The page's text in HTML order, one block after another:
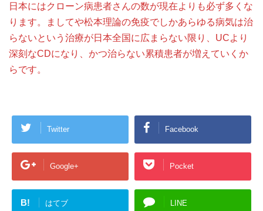
日本にはクローン病患者さんの数が現在よりも必ず多くな
ります。ましてや松本理論の免疫でしかあらゆる病気は治
らないという治療が日本全国に広まらない限り、UCより
深刻なCDになり、かつ治らない累積患者が増えていくか
らです。
Twitter Facebook
Google+ Pocket
B! はてブ LINE